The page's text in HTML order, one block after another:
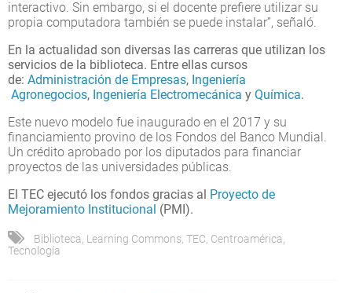
interactivo. Sin embargo, si el docente prefiere utilizar su
propia computadora también se puede instalar”, señaló.
En la actualidad son diversas las carreras que utilizan los
servicios de la biblioteca. Entre ellas cursos
de: Administración de Empresas, Ingeniería
Agronegocios, Ingeniería Electromecánica y Química.
Este nuevo modelo fue inaugurado en el 2017 y su
financiamiento provino de los Fondos del Banco Mundial.
Un crédito aprobado por los diputados para financiar
proyectos de las universidades públicas.
El TEC ejecutó los fondos gracias al Proyecto de
Mejoramiento Institucional (PMI).
Biblioteca Learning Commons TEC Centroamérica
Tecnología